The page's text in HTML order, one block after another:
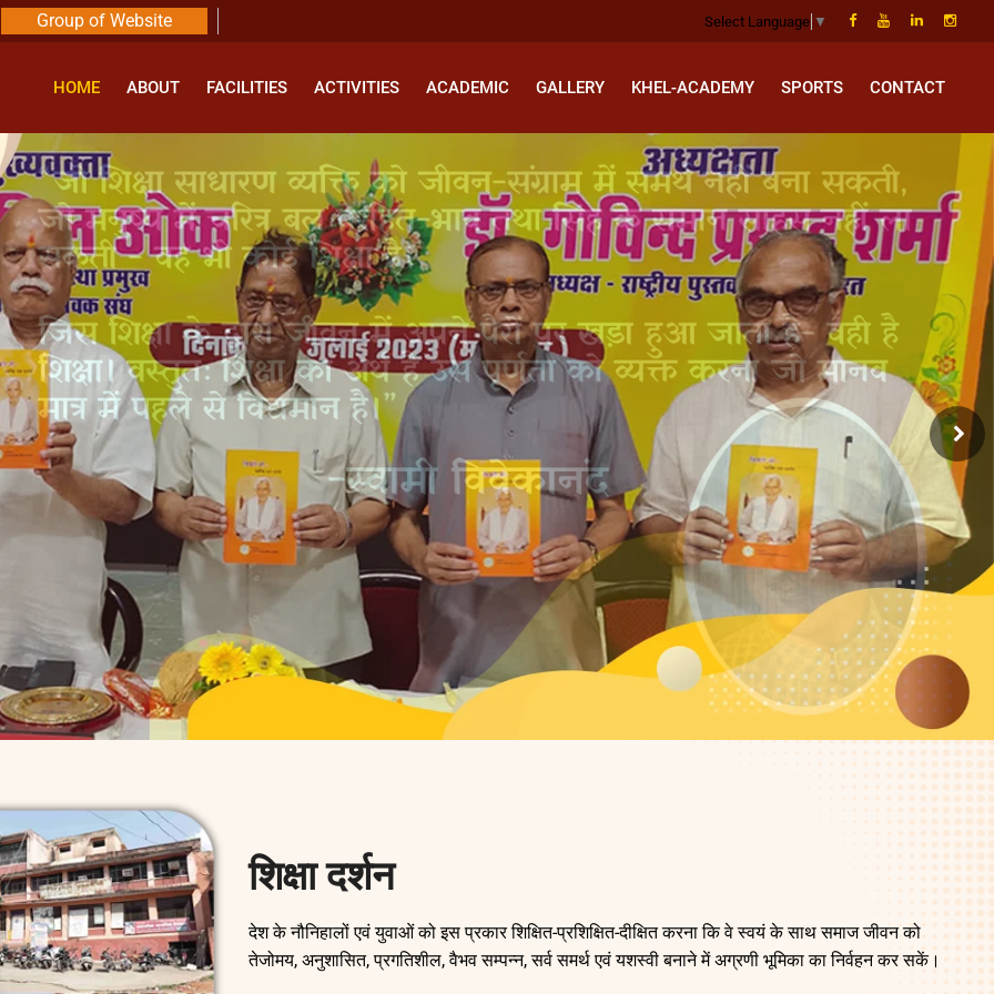
Group of Website Select Language ▼
HOME ABOUT FACILITIES ACTIVITIES ACADEMIC GALLERY KHEL-ACADEMY SPORTS CONTACT
शिक्षा दर्शन
देश के नौनिहालों एवं युवाओं को इस प्रकार शिक्षित-प्रशिक्षित-दीक्षित करना कि वे स्वयं के साथ समाज जीवन को
तेजोमय, अनुशासित, प्रगतिशील, वैभव सम्पन्न, सर्व समर्थ एवं यशस्वी बनाने में अग्रणी भूमिका का निर्वहन कर सकें।